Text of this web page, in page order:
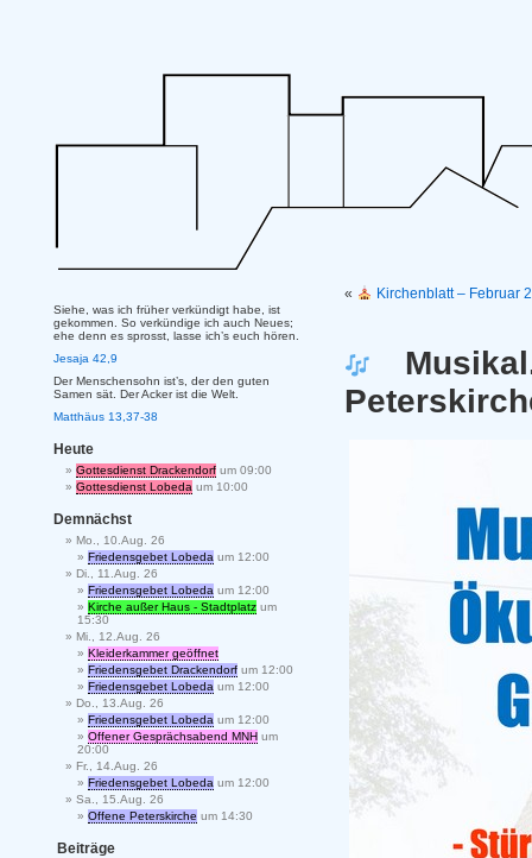
« Kirchenblatt – Februar
Siehe, was ich früher verkündigt habe, ist
gekommen. So verkündige ich auch Neues;
ehe denn es sprosst, lasse ich’s euch hören.
Jesaja 42,9
Der Menschensohn ist’s, der den guten
Samen sät. Der Acker ist die Welt.
Matthäus 13,37-38
Heute
Gottesdienst Drackendorf um 09:00
Gottesdienst Lobeda um 10:00
Demnächst
Mo., 10.Aug. 26
Friedensgebet Lobeda um 12:00
Di., 11.Aug. 26
Friedensgebet Lobeda um 12:00
Kirche außer Haus - Stadtplatz um
15:30
Mi., 12.Aug. 26
Kleiderkammer geöffnet
Friedensgebet Drackendorf um 12:00
Friedensgebet Lobeda um 12:00
Do., 13.Aug. 26
Friedensgebet Lobeda um 12:00
Offener Gesprächsabend MNH um
20:00
Fr., 14.Aug. 26
Friedensgebet Lobeda um 12:00
Sa., 15.Aug. 26
Offene Peterskirche um 14:30
Beiträge